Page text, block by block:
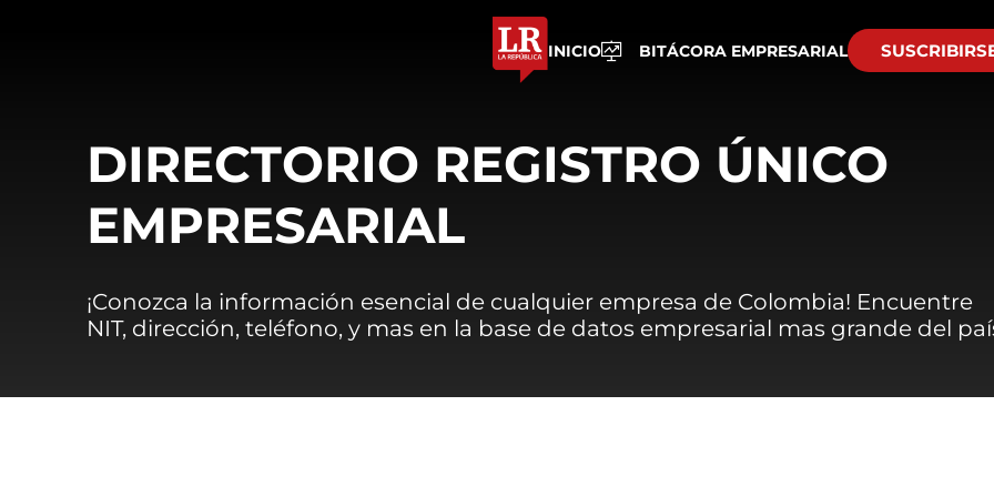
INICIO BITÁCORA EMPRESARIAL
DIRECTORIO REGISTRO ÚNICO
EMPRESARIAL
¡Conozca la información esencial de cualquier empresa de Colombia! Encuentre
NIT, dirección, teléfono, y mas en la base de datos empresarial mas grande del